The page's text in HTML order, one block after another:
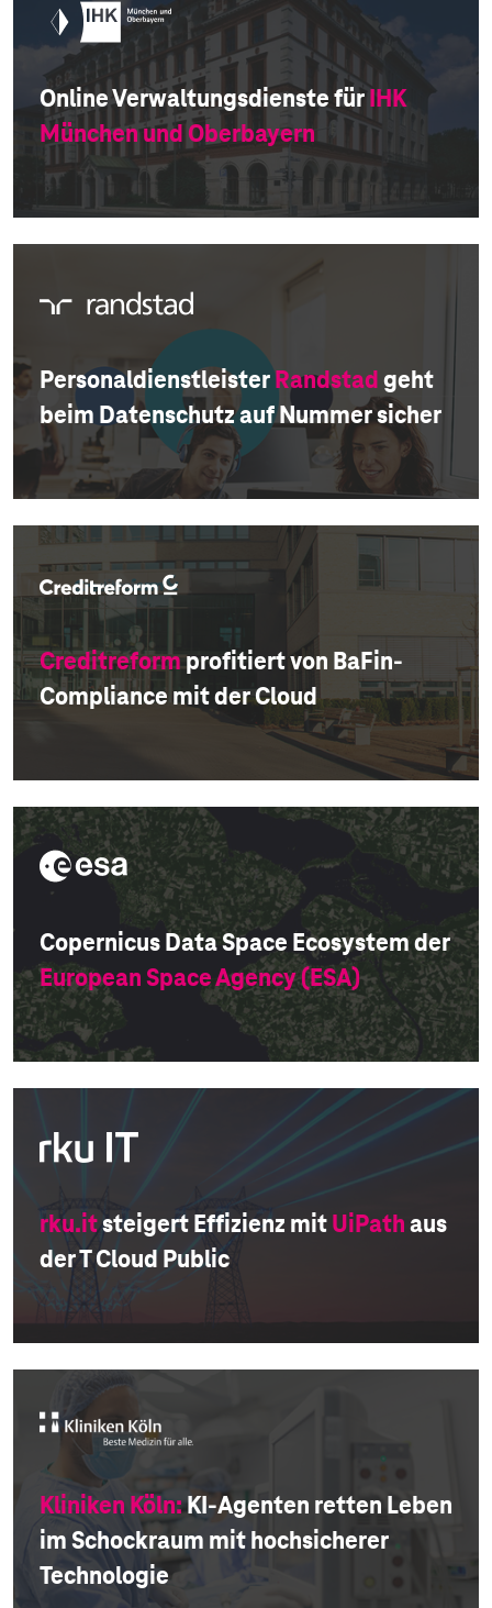
Online Verwaltungsdienste fürIHK
München und Oberbayern
PersonaldienstleisterRandstadgeht
beim Datenschutz auf Nummer sicher
Creditreformprofitiert von BaFin-
Compliance mit der Cloud
Copernicus Data Space Ecosystem der
European Space Agency (ESA)
rku.itsteigert Effizienz mitUiPathaus
der T Cloud Public
Kliniken Köln:KI-Agenten retten Leben
im Schockraum mit hochsicherer
Technologie